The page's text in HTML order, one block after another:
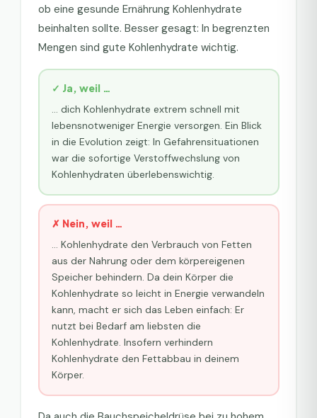
ob eine gesunde Ernährung Kohlenhydrate
beinhalten sollte. Besser gesagt: In begrenzten
Mengen sind gute Kohlenhydrate wichtig.
✓ Ja, weil …
… dich Kohlenhydrate extrem schnell mit
lebensnotweniger Energie versorgen. Ein Blick
in die Evolution zeigt: In Gefahrensituationen
war die sofortige Verstoffwechslung von
Kohlenhydraten überlebenswichtig.
✗ Nein, weil …
… Kohlenhydrate den Verbrauch von Fetten
aus der Nahrung oder dem körpereigenen
Speicher behindern. Da dein Körper die
Kohlenhydrate so leicht in Energie verwandeln
kann, macht er sich das Leben einfach: Er
nutzt bei Bedarf am liebsten die
Kohlenhydrate. Insofern verhindern
Kohlenhydrate den Fettabbau in deinem
Körper.